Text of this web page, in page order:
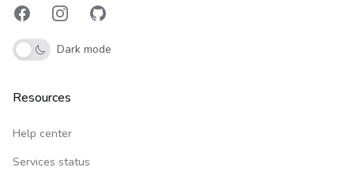
FacebookInstagramGitHub
Dark mode
Resources
Help center
Services status